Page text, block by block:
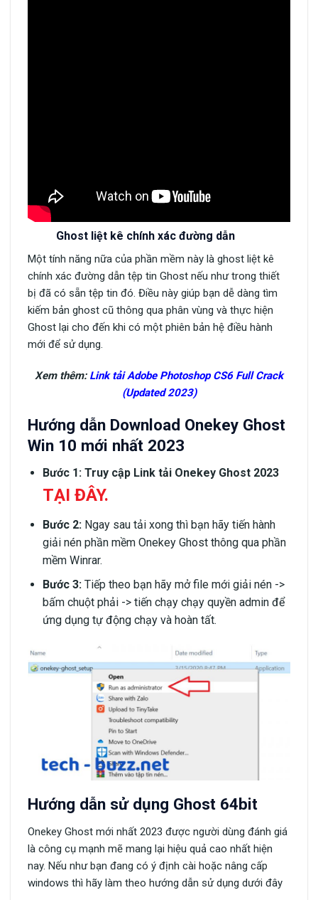
Ghost liệt kê chính xác đường dẫn
Một tính năng nữa của phần mềm này là ghost liệt kê
chính xác đường dẫn tệp tin Ghost nếu như trong thiết
bị đã có sẵn tệp tin đó. Điều này giúp bạn dễ dàng tìm
kiếm bản ghost cũ thông qua phân vùng và thực hiện
Ghost lại cho đến khi có một phiên bản hệ điều hành
mới để sử dụng.
Xem thêm: Link tải Adobe Photoshop CS6 Full Crack
(Updated 2023)
Hướng dẫn Download Onekey Ghost
Win 10 mới nhất 2023
Bước 1: Truy cập Link tải Onekey Ghost 2023
TẠI ĐÂY.
Bước 2:Ngay sau tải xong thì bạn hãy tiến hành
giải nén phần mềm Onekey Ghost thông qua phần
mềm Winrar.
Bước 3:Tiếp theo bạn hãy mở file mới giải nén ->
bấm chuột phải -> tiến chạy chạy quyền admin để
ứng dụng tự động chạy và hoàn tất.
Hướng dẫn sử dụng Ghost 64bit
Onekey Ghost mới nhất 2023 được người dùng đánh giá
là công cụ mạnh mẽ mang lại hiệu quả cao nhất hiện
nay. Nếu như bạn đang có ý định cài hoặc nâng cấp
windows thì hãy làm theo hướng dẫn sử dụng dưới đây